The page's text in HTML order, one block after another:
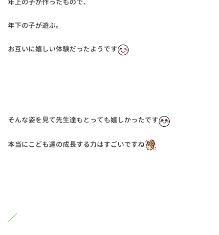
年下の子が遊ぶ。
お互いに嬉しい体験だったようです
そんな姿を見て先生達もとっても嬉しかったです
本当にこども達の成長する力はすごいですね
／